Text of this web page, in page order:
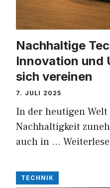
Nachhaltige
Innovation und
sich vereinen
7. JULI 2025
In der heutigen
Nachhaltigkeit
auch in …
TECHNIK